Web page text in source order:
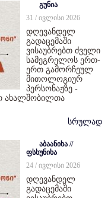
გუნია
31 / ივლისი 2026
დღევანდელ
გადაცემაში
ვისაუბრებთ ძველი
სამეგრელოს ერთ-
ერთ გამორჩეულ
მითოლოგიურ
პერსონაჟზე -
ახალშობილთა
სრულად
აბაანიხა //
ფსხუნიხა
24 / ივლისი 2026
დღევანდელ
გადაცემაში